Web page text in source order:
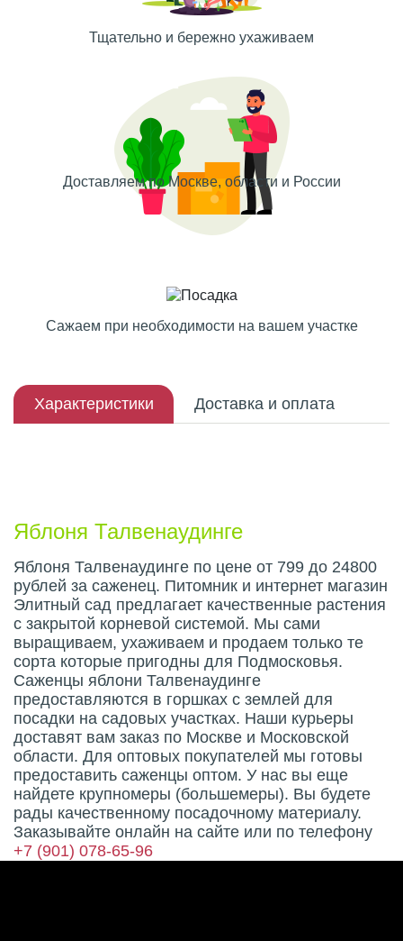
Тщательно и бережно ухаживаем
Доставляем по Москве, области и России
Сажаем при необходимости на вашем участке
Характеристики Доставка и оплата
Яблоня Талвенаудинге
Яблоня Талвенаудинге по цене от 799 до 24800
рублей за саженец. Питомник и интернет магазин
Элитный сад предлагает качественные растения
с закрытой корневой системой. Мы сами
выращиваем, ухаживаем и продаем только те
сорта которые пригодны для Подмосковья.
Саженцы яблони Талвенаудинге
предоставляются в горшках с землей для
посадки на садовых участках. Наши курьеры
доставят вам заказ по Москве и Московской
области. Для оптовых покупателей мы готовы
предоставить саженцы оптом. У нас вы еще
найдете крупномеры (большемеры). Вы будете
рады качественному посадочному материалу.
Заказывайте онлайн на сайте или по телефону
+7 (901) 078-65-96